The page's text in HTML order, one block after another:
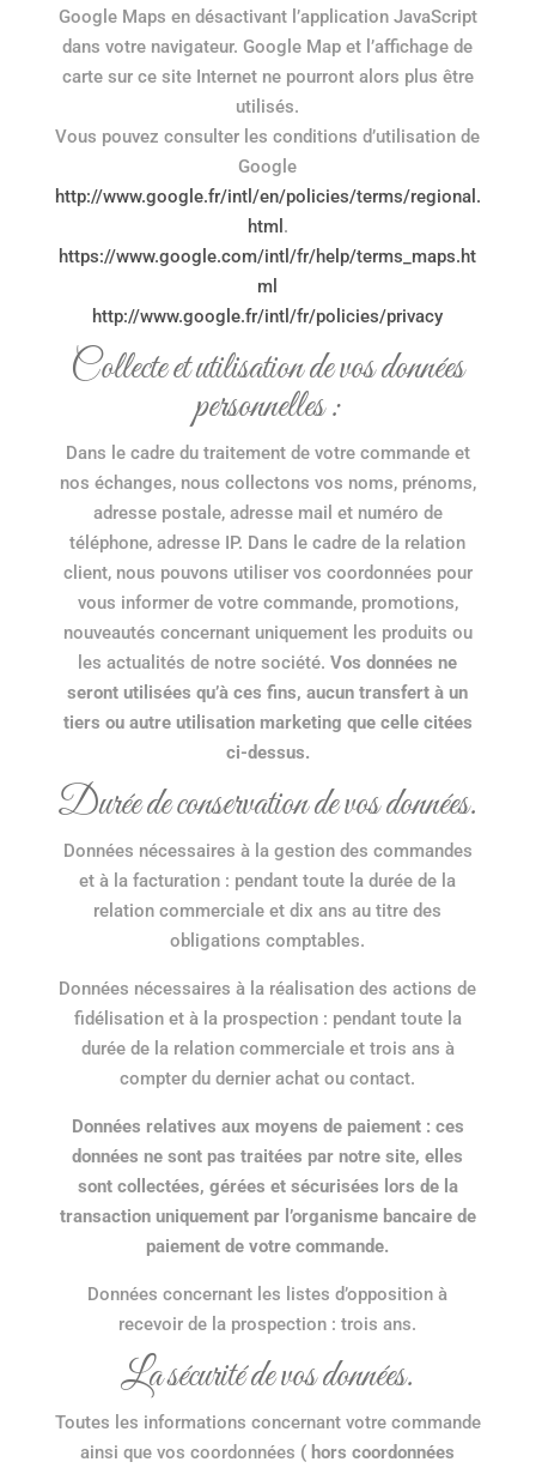
Google Maps en désactivant l’application JavaScript
dans votre navigateur. Google Map et l’affichage de
carte sur ce site Internet ne pourront alors plus être
utilisés.
Vous pouvez consulter les conditions d’utilisation de
Google
http://www.google.fr/intl/en/policies/terms/regional.
html .
https://www.google.com/intl/fr/help/terms_maps.ht
ml
http://www.google.fr/intl/fr/policies/privacy
Collecte et utilisation de vos données
personnelles :
Dans le cadre du traitement de votre commande et
nos échanges, nous collectons vos noms, prénoms,
adresse postale, adresse mail et numéro de
téléphone, adresse IP. Dans le cadre de la relation
client, nous pouvons utiliser vos coordonnées pour
vous informer de votre commande, promotions,
nouveautés concernant uniquement les produits ou
les actualités de notre société.Vos données ne
seront utilisées qu’à ces fins, aucun transfert à un
tiers ou autre utilisation marketing que celle citées
ci-dessus.
Durée de conservation de vos données.
Données nécessaires à la gestion des commandes
et à la facturation : pendant toute la durée de la
relation commerciale et dix ans au titre des
obligations comptables.
Données nécessaires à la réalisation des actions de
fidélisation et à la prospection : pendant toute la
durée de la relation commerciale et trois ans à
compter du dernier achat ou contact.
Données relatives aux moyens de paiement : ces
données ne sont pas traitées par notre site, elles
sont collectées, gérées et sécurisées lors de la
transaction uniquement par l’organisme bancaire de
paiement de votre commande.
Données concernant les listes d’opposition à
recevoir de la prospection : trois ans.
La sécurité de vos données.
Toutes les informations concernant votre commande
ainsi que vos coordonnées ( hors coordonnées